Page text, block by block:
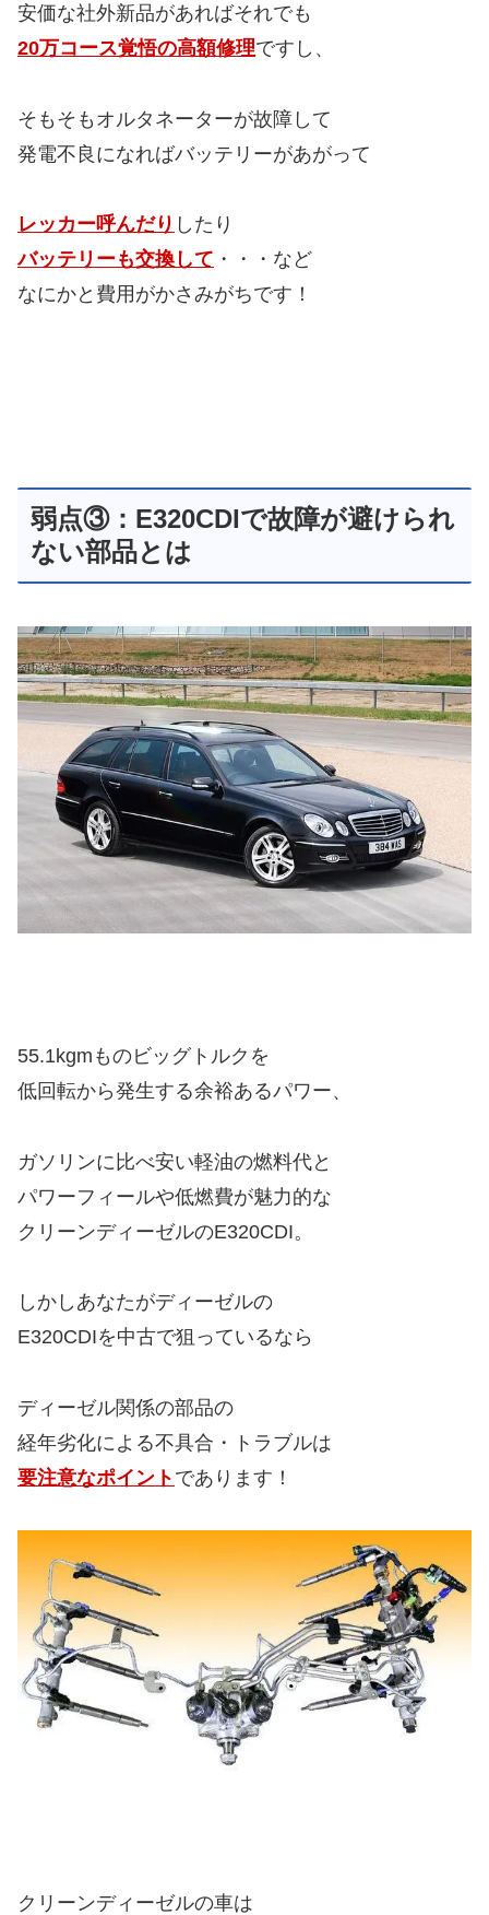
安価な社外新品があればそれでも
20万コース覚悟の高額修理ですし、
そもそもオルタネーターが故障して
発電不良になればバッテリーがあがって
レッカー呼んだり したり
バッテリーも交換して ・・・など
なにかと費用がかさみがちです！
弱点③：E320CDIで故障が避けられ
ない部品とは
55.1kgmものビッグトルクを
低回転から発生する余裕あるパワー、
ガソリンに比べ安い軽油の燃料代と
パワーフィールや低燃費が魅力的な
クリーンディーゼルのE320CDI。
しかしあなたがディーゼルの
E320CDIを中古で狙っているなら
ディーゼル関係の部品の
経年劣化による不具合・トラブルは
要注意なポイント であります！
クリーンディーゼルの車は